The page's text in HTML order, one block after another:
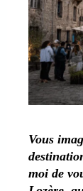
Vous
moi de